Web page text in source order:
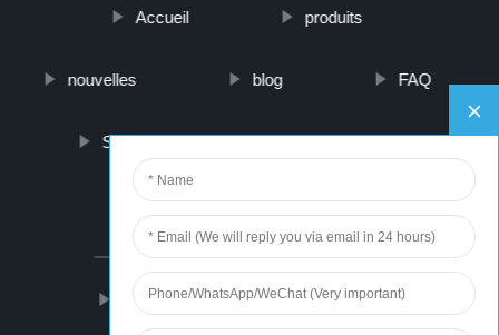
Accueil produits
nouvelles blog FAQ
Sur nous contactez-nous
PARTNER COMPANY
Mini Strong Magnets Hand Tiller